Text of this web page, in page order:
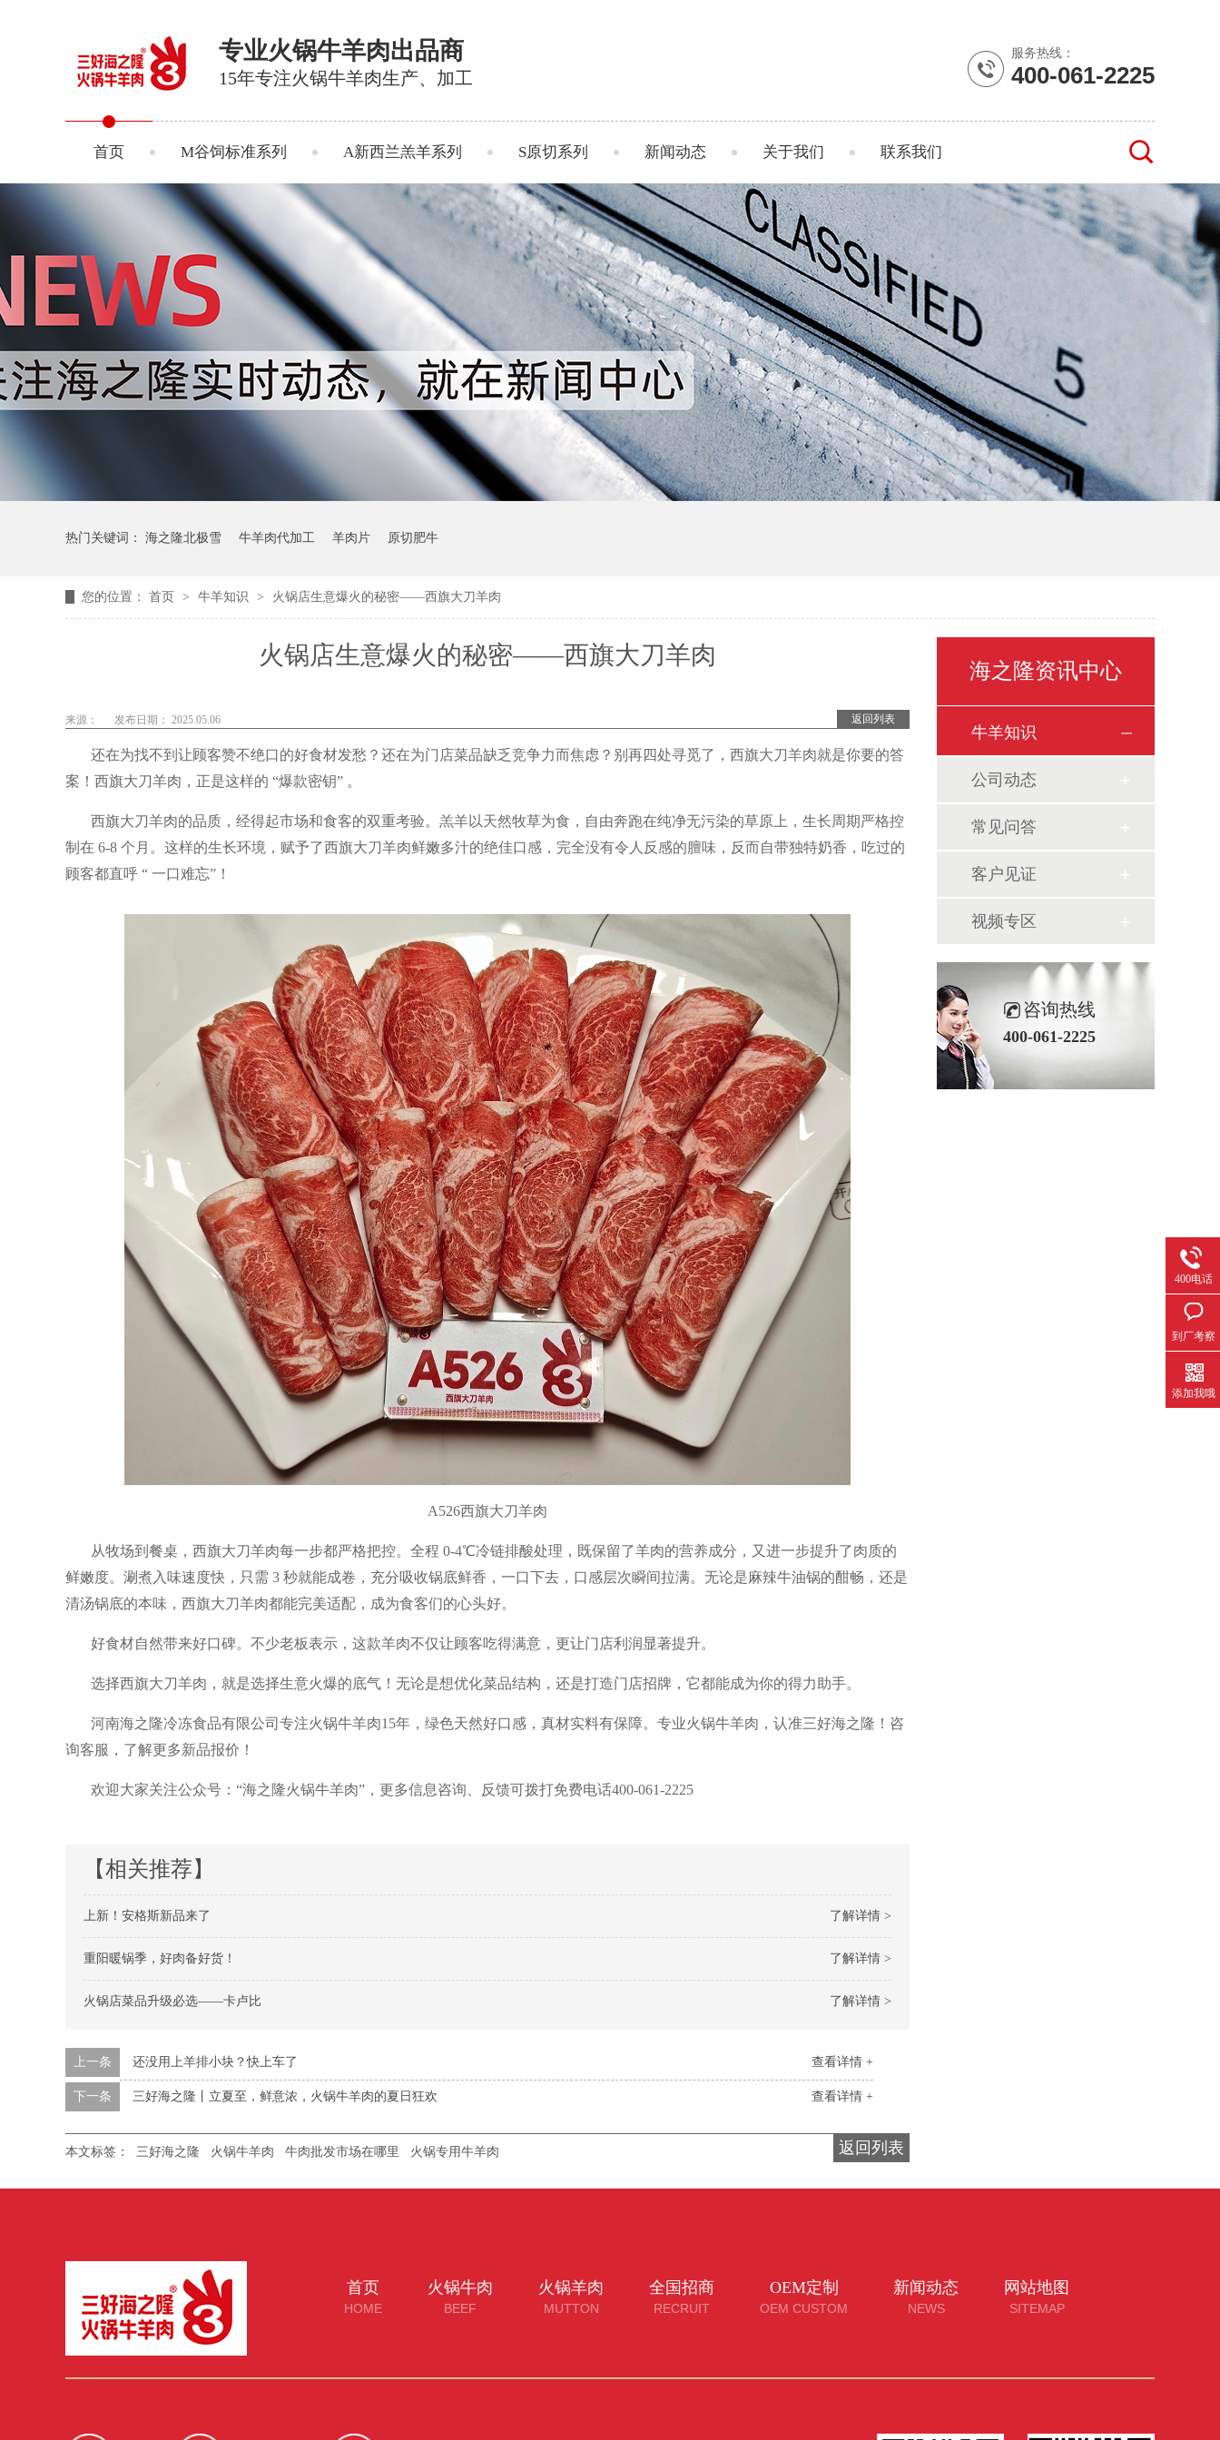
专业火锅牛羊肉出品商
15年专注火锅牛羊肉生产、加工
服务热线：
400-061-2225
首页 M谷饲标准系列 A新西兰羔羊系列 S原切系列 新闻动态 关于我们 联系我们
热门关键词： 海之隆北极雪 牛羊肉代加工 羊肉片 原切肥牛
您的位置： 首页 > 牛羊知识 > 火锅店生意爆火的秘密——西旗大刀羊肉
火锅店生意爆火的秘密——西旗大刀羊肉
返回列表
来源： 发布日期： 2025.05.06
还在为找不到让顾客赞不绝口的好食材发愁？还在为门店菜品缺乏竞争力而焦虑？别再四处寻觅了，西旗大刀羊肉就是你要的答
案！西旗大刀羊肉，正是这样的 “爆款密钥” 。
西旗大刀羊肉的品质，经得起市场和食客的双重考验。羔羊以天然牧草为食，自由奔跑在纯净无污染的草原上，生长周期严格控
制在 6-8 个月。这样的生长环境，赋予了西旗大刀羊肉鲜嫩多汁的绝佳口感，完全没有令人反感的膻味，反而自带独特奶香，吃过的
顾客都直呼 “ 一口难忘” ！
A526西旗大刀羊肉
从牧场到餐桌，西旗大刀羊肉每一步都严格把控。全程 0-4℃冷链排酸处理，既保留了羊肉的营养成分，又进一步提升了肉质的
鲜嫩度。涮煮入味速度快，只需 3 秒就能成卷，充分吸收锅底鲜香，一口下去，口感层次瞬间拉满。无论是麻辣牛油锅的酣畅，还是
清汤锅底的本味，西旗大刀羊肉都能完美适配，成为食客们的心头好。
好食材自然带来好口碑。不少老板表示，这款羊肉不仅让顾客吃得满意，更让门店利润显著提升。
选择西旗大刀羊肉，就是选择生意火爆的底气！无论是想优化菜品结构，还是打造门店招牌，它都能成为你的得力助手。
河南海之隆冷冻食品有限公司专注火锅牛羊肉15年，绿色天然好口感，真材实料有保障。专业火锅牛羊肉，认准三好海之隆！咨
询客服，了解更多新品报价！
欢迎大家关注公众号： “海之隆火锅牛羊肉” ，更多信息咨询、反馈可拨打免费电话400-061-2225
【相关推荐】
了解详情 >
上新！安格斯新品来了
了解详情 >
重阳暖锅季，好肉备好货！
了解详情 >
火锅店菜品升级必选——卡卢比
查看详情 +
上一条 还没用上羊排小块？快上车了
查看详情 +
下一条 三好海之隆丨立夏至，鲜意浓，火锅牛羊肉的夏日狂欢
返回列表
本文标签： 三好海之隆 火锅牛羊肉 牛肉批发市场在哪里 火锅专用牛羊肉
海之隆资讯中心
牛羊知识
公司动态
常见问答
客户见证
视频专区
咨询热线
400-061-2225
首页
HOME
火锅牛肉
BEEF
火锅羊肉
MUTTON
全国招商
RECRUIT
OEM定制
OEM CUSTOM
新闻动态
NEWS
网站地图
SITEMAP
400电话
到厂考察
添加我哦